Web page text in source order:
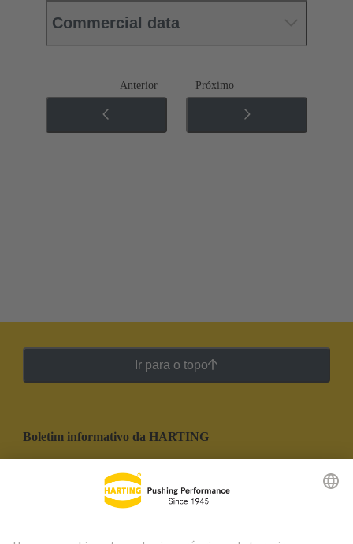
Commercial data
Anterior Próximo
Ir para o topo
Boletim informativo da HARTING